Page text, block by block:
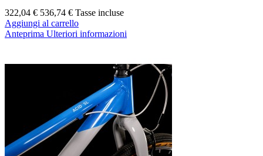
322,04 € 536,74 € Tasse incluse
Aggiungi al carrello
Anteprima Ulteriori informazioni